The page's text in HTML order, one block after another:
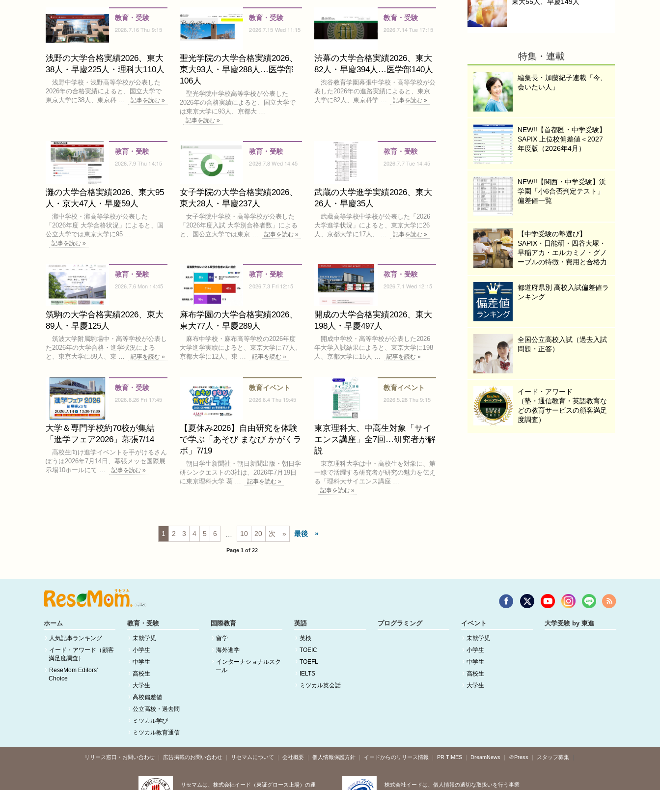
教育・受験
2026.7.16 Thu 9:15
浅野の大学合格実績2026、東大
38人・早慶225人・理科大110人
浅野中学校・浅野高等学校が公表した
2026年の合格実績によると、国立大学で
東京大学に38人、東京科 …
記事を読む »
教育・受験
2026.7.15 Wed 11:15
聖光学院の大学合格実績2026、
東大93人・早慶288人…医学部
106人
聖光学院中学校高等学校が公表した
2026年の合格実績によると、国立大学で
は東京大学に93人、京都大 …
記事を読む »
教育・受験
2026.7.14 Tue 17:15
渋幕の大学合格実績2026、東大
82人・早慶394人…医学部140人
渋谷教育学園幕張中学校・高等学校が公
表した2026年の進路実績によると、東京
大学に82人、東京科学 …
記事を読む »
教育・受験
2026.7.9 Thu 14:15
灘の大学合格実績2026、東大95
人・京大47人・早慶59人
灘中学校・灘高等学校が公表した
「2026年度 大学合格状況」によると、国
公立大学では東京大学に95 …
記事を読む »
教育・受験
2026.7.8 Wed 14:45
女子学院の大学合格実績2026、
東大28人・早慶237人
女子学院中学校・高等学校が公表した
「2026年度入試 大学別合格者数」による
と、国公立大学では東京 …
記事を読む »
教育・受験
2026.7.7 Tue 14:45
武蔵の大学進学実績2026、東大
26人・早慶35人
武蔵高等学校中学校が公表した「2026
大学進学状況」によると、東京大学に26
人、京都大学に17人、 …
記事を読む »
教育・受験
2026.7.6 Mon 14:45
筑駒の大学合格実績2026、東大
89人・早慶125人
筑波大学附属駒場中・高等学校が公表し
た2026年の大学合格・進学状況による
と、東京大学に89人、東 …
記事を読む »
教育・受験
2026.7.3 Fri 12:15
麻布学園の大学合格実績2026、
東大77人・早慶289人
麻布中学校・麻布高等学校の2026年度
大学進学実績によると、東京大学に77人、
京都大学に12人、東 …
記事を読む »
教育・受験
2026.7.1 Wed 12:15
開成の大学合格実績2026、東大
198人・早慶497人
開成中学校・高等学校が公表した2026
年大学入試結果によると、東京大学に198
人、京都大学に15人 …
記事を読む »
教育・受験
2026.6.26 Fri 17:45
大学＆専門学校約70校が集結
「進学フェア2026」幕張7/14
高校生向け進学イベントを手がけるさん
ぽうは2026年7月14日、幕張メッセ国際展
示場10ホールにて …
記事を読む »
教育イベント
2026.6.4 Thu 19:45
【夏休み2026】自由研究を体験
で学ぶ「あそび まなび かがくラ
ボ」7/19
朝日学生新聞社・朝日新聞出版・朝日学
研シンクエストの3社は、2026年7月19日
に東京理科大学 葛 …
記事を読む »
教育イベント
2026.5.28 Thu 9:15
東京理科大、中高生対象「サイ
エンス講座」全7回…研究者が解
説
東京理科大学は中・高校生を対象に、第
一線で活躍する研究者が研究の魅力を伝え
る「理科大サイエンス講座 …
記事を読む »
1 2 3 4 5 6 10 20 次 最後
Page 1 of 22
特集・連載
編集長・加藤紀子連載「今、
会いたい人」
NEW!!【首都圏・中学受験】
SAPIX 上位校偏差値＜2027
年度版（2026年4月）
NEW!!【関西・中学受験】浜
学園「小6合否判定テスト」
偏差値一覧
【中学受験の塾選び】
SAPIX・日能研・四谷大塚・
早稲アカ・エルカミノ・グノ
ーブルの特徴・費用と合格力
都道府県別 高校入試偏差値ラ
ンキング
全国公立高校入試（過去入試
問題・正答）
イード・アワード
（塾・通信教育・英語教育な
どの教育サービスの顧客満足
度調査）
ホーム
人気記事ランキング
イード・アワード（顧客
満足度調査）
ReseMom Editors'
Choice
教育・受験
未就学児
小学生
中学生
高校生
大学生
高校偏差値
公立高校・過去問
ミツカル学び
ミツカル教育通信
国際教育
留学
海外進学
インターナショナルスク
ール
英語
英検
TOEIC
TOEFL
IELTS
ミツカル英会話
プログラミング イベント
未就学児
小学生
中学生
高校生
大学生
大学受験 by 東進
リリース窓口・お問い合わせ 広告掲載のお問い合わせ リセマムについて 会社概要 個人情報保護方針 イードからのリリース情報 PR TIMES DreamNews ＠Press スタッフ募集
リセマムは、株式会社イード（東証グロース上場）の運
株式会社イードは、個人情報の適切な取扱いを行う事業